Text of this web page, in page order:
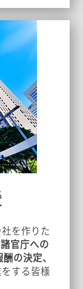
を作りた
諸官庁への
の決定、
する皆様